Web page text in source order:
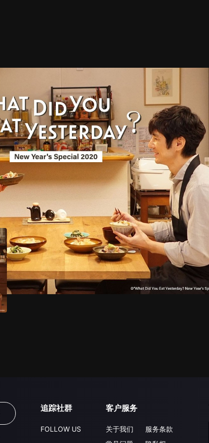
追踪社群
FOLLOW US
客户服务
关于我们
服务条款